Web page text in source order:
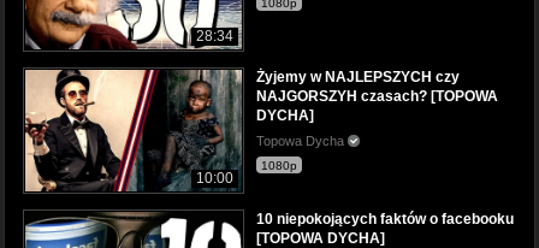
28:34
1080p
10:00
Żyjemy w NAJLEPSZYCH czy
NAJGORSZYH czasach? [TOPOWA
DYCHA]
Topowa Dycha
1080p
10 niepokojących faktów o facebooku
[TOPOWA DYCHA]